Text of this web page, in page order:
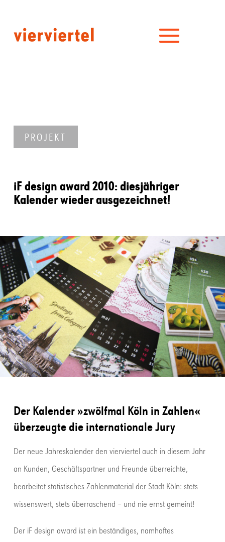
PROJEKT
iF design award 2010: diesjähriger
Kalender wieder ausgezeichnet!
Der Kalender »zwölfmal Köln in Zahlen«
überzeugte die internationale Jury
Der neue Jahreskalender den vierviertel auch in diesem Jahr
an Kunden, Geschäftspartner und Freunde überreichte,
bearbeitet statistisches Zahlenmaterial der Stadt Köln: stets
wissenswert, stets überraschend – und nie ernst gemeint!
Der iF design award ist ein beständiges, namhaftes